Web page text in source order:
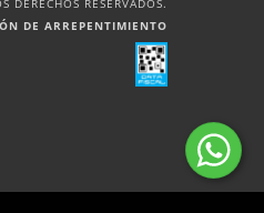
DE ARREPENTIMIENTO